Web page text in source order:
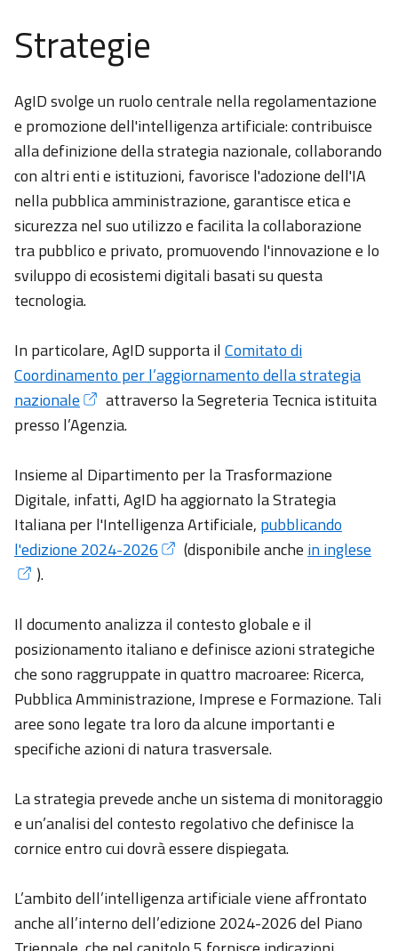
Sicurezza
Gestione
Documentale
e
conservazione
Responsabile
per la
Transizione
al Digitale
Difensore
il Digitale
Figura
chiave
Responsabile
per la
Transizione
al Digitale
Figura
Difensore
Civico per
il Digitale
Piattaforme
tecnologie
Linee
Academy
Strategie
AgID svolge un ruolo centrale nella regolamentazione
e promozione dell'intelligenza artificiale: contribuisce
alla definizione della strategia nazionale, collaborando
con altri enti e istituzioni, favorisce l'adozione dell'IA
nella pubblica amministrazione, garantisce etica e
sicurezza nel suo utilizzo e facilita la collaborazione
tra pubblico e privato, promuovendo l'innovazione e lo
sviluppo di ecosistemi digitali basati su questa
tecnologia.
In particolare, AgID supporta ilComitato di
Coordinamento per l’aggiornamento della strategia
nazionale
attraverso la Segreteria Tecnica istituita
presso l’Agenzia.
Insieme al Dipartimento per la Trasformazione
Digitale, infatti, AgID ha aggiornato la Strategia
Italiana per l'Intelligenza Artificiale, pubblicando
l'edizione 2024-2026
(disponibile anche in inglese
).
Il documento analizza il contesto globale e il
posizionamento italiano e definisce azioni strategiche
che sono raggruppate in quattro macroaree: Ricerca,
Pubblica Amministrazione, Imprese e Formazione. Tali
aree sono legate tra loro da alcune importanti e
specifiche azioni di natura trasversale.
La strategia prevede anche un sistema di monitoraggio
e un’analisi del contesto regolativo che definisce la
cornice entro cui dovrà essere dispiegata.
L’ambito dell’intelligenza artificiale viene affrontato
anche all’interno dell’edizione 2024-2026 del Piano